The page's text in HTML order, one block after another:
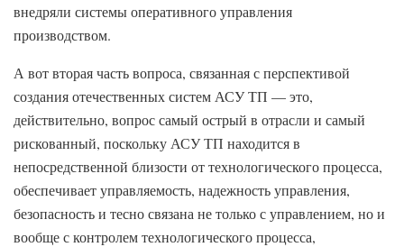
внедряли системы оперативного управления
производством.
А вот вторая часть вопроса, связанная с перспективой
создания отечественных систем АСУ ТП — это,
действительно, вопрос самый острый в отрасли и самый
рискованный, поскольку АСУ ТП находится в
непосредственной близости от технологического процесса,
обеспечивает управляемость, надежность управления,
безопасность и тесно связана не только с управлением, но и
вообще с контролем технологического процесса,